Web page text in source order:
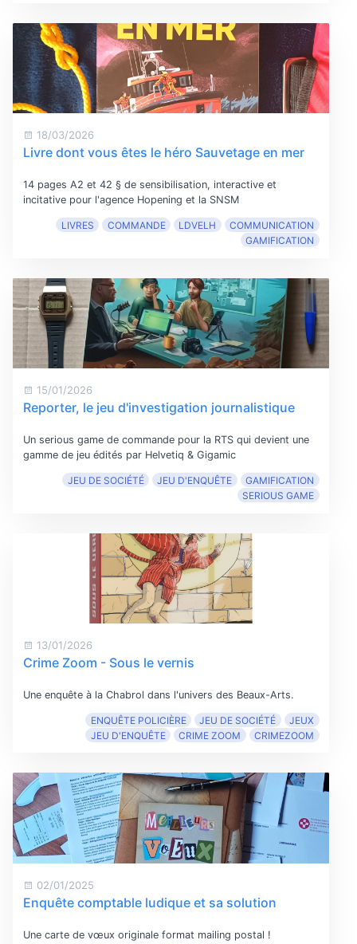
18/03/2026
Livre dont vous êtes le héro Sauvetage en mer
14 pages A2 et 42 § de sensibilisation, interactive et
incitative pour l'agence Hopening et la SNSM
LIVRES COMMANDE LDVELH
COMMUNICATION
GAMIFICATION
15/01/2026
Reporter, le jeu d'investigation journalistique
Un serious game de commande pour la RTS qui devient une
gamme de jeu édités par Helvetiq & Gigamic
JEU DE SOCIÉTÉ JEU D'ENQUÊTE
GAMIFICATION
SERIOUS GAME
13/01/2026
Crime Zoom - Sous le vernis
Une enquête à la Chabrol dans l'univers des Beaux-Arts.
ENQUÊTE POLICIÈRE JEU DE SOCIÉTÉ
JEUX
JEU D'ENQUÊTE
CRIME ZOOM CRIMEZOOM
02/01/2025
Enquête comptable ludique et sa solution
Une carte de vœux originale format mailing postal !